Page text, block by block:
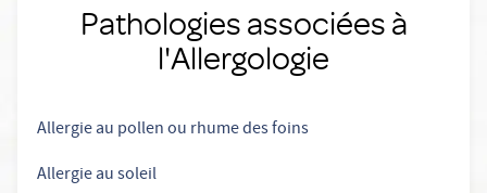
Pathologies associées à
l'Allergologie
Allergie au pollen ou rhume des foins
Allergie au soleil